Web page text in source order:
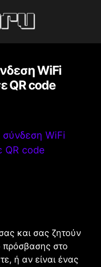
WiFi
QR code
σύνδεση WiFi
QR code
και σας ζητούν
πρόσβασης στο
ή αν είναι ένας